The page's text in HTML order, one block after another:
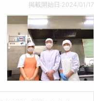
大きな喜びと、お客様の安
！
きに、達成感とやりがいを
掲載開始日:2024/01/17